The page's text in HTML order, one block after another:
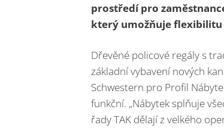
prostředí pro
který umožňuje flexibilitu
Dřevěné policové regály s
základní vybavení nových
Schwestern pro Profil
funkční. „Nábytek splňuje
řady TAK dělají z velkého